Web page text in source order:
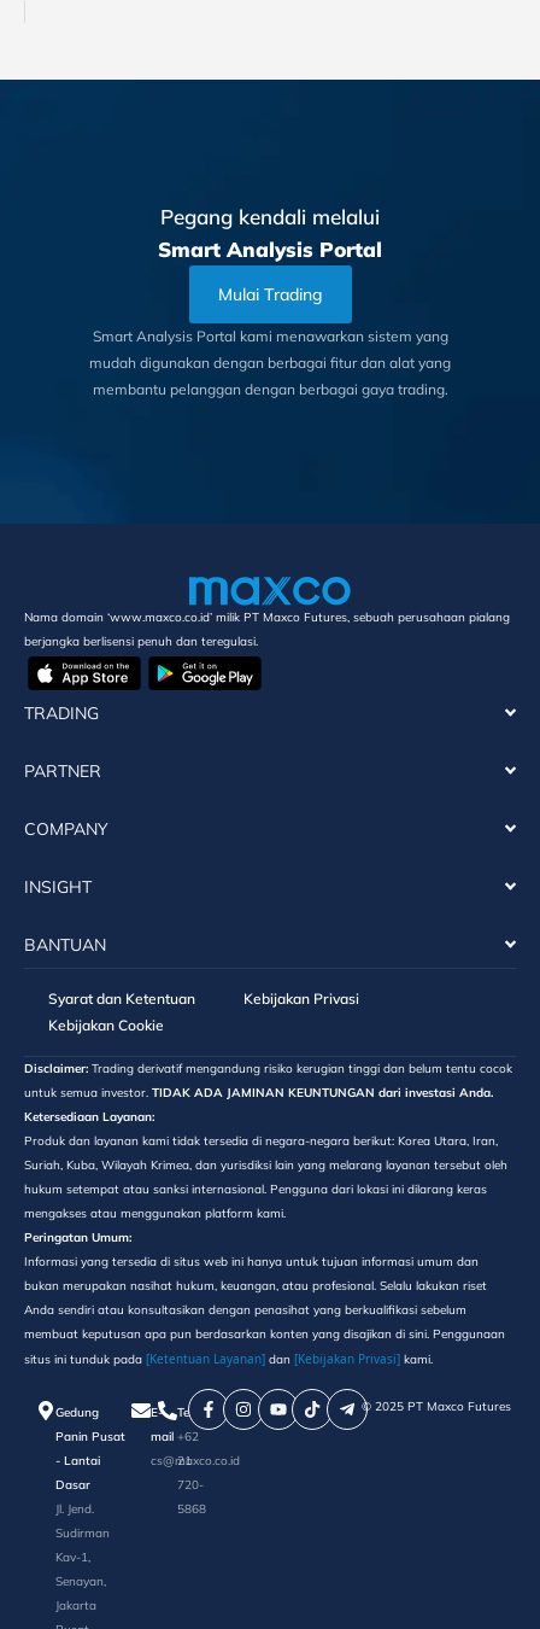
Pegang kendali melalui
Smart Analysis Portal
Mulai Trading
Smart Analysis Portal kami menawarkan sistem yang
mudah digunakan dengan berbagai fitur dan alat yang
membantu pelanggan dengan berbagai gaya trading.
Nama domain ‘www.maxco.co.id’ milik PT Maxco Futures, sebuah perusahaan pialang
berjangka berlisensi penuh dan teregulasi.
TRADING
PARTNER
COMPANY
INSIGHT
BANTUAN
Syarat dan Ketentuan
Kebijakan Privasi
Kebijakan Cookie
Disclaimer: Trading derivatif mengandung risiko kerugian tinggi dan belum tentu cocok
untuk semua investor. TIDAK ADA JAMINAN KEUNTUNGAN dari investasi Anda.
Ketersediaan Layanan:
Produk dan layanan kami tidak tersedia di negara-negara berikut: Korea Utara, Iran,
Suriah, Kuba, Wilayah Krimea, dan yurisdiksi lain yang melarang layanan tersebut oleh
hukum setempat atau sanksi internasional. Pengguna dari lokasi ini dilarang keras
mengakses atau menggunakan platform kami.
Peringatan Umum:
Informasi yang tersedia di situs web ini hanya untuk tujuan informasi umum dan
bukan merupakan nasihat hukum, keuangan, atau profesional. Selalu lakukan riset
Anda sendiri atau konsultasikan dengan penasihat yang berkualifikasi sebelum
membuat keputusan apa pun berdasarkan konten yang disajikan di sini. Penggunaan
situs ini tunduk pada [Ketentuan Layanan] dan [Kebijakan Privasi] kami.
Gedung
Panin Pusat
- Lantai
Dasar
Jl. Jend.
Sudirman
Kav-1,
Senayan,
Jakarta
E-
mail
cs@maxco.co.id
Telepon
+62
21
720-
5868
©️ 2025 PT Maxco Futures